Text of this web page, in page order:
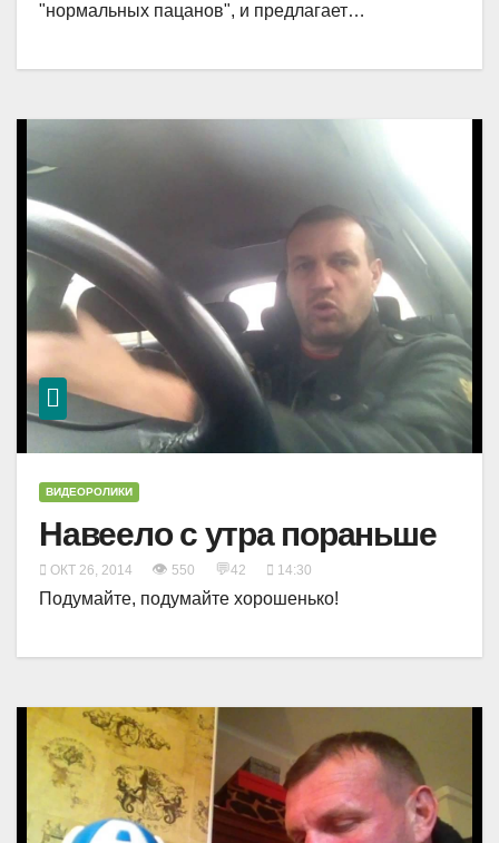
"нормальных пацанов", и предлагает…
ВИДЕОРОЛИКИ
Навеело с утра пораньше
ОКТ 26, 2014 👁 550 💬42 14:30
Подумайте, подумайте хорошенько!